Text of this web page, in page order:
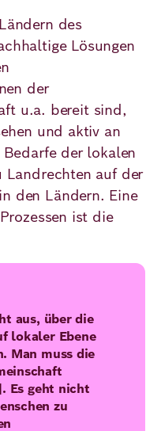
des
Lösungen
der
u.a. bereit sind,
und aktiv an
der lokalen
Landrechten auf der
den Ländern. Eine
ist die
aus, über die
lokaler Ebene
Man muss die
Es geht nicht
zu